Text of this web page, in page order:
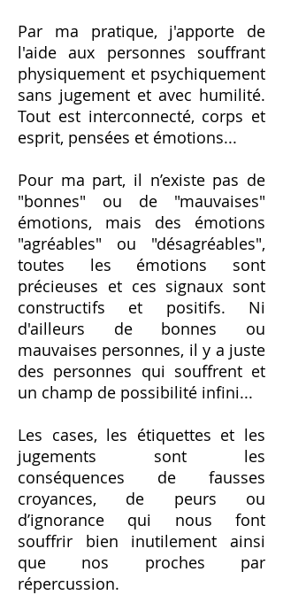
Par ma pratique, j'apporte de
l'aide aux personnes souffrant
physiquement et psychiquement
sans jugement et avec humilité.
Tout est interconnecté, corps et
esprit, pensées et émotions...
Pour ma part, il n’existe pas de
"bonnes" ou de "mauvaises"
émotions, mais des émotions
"agréables" ou "désagréables",
toutes les émotions sont
précieuses et ces signaux sont
constructifs et positifs. Ni
d'ailleurs de bonnes ou
mauvaises personnes, il y a juste
des personnes qui souffrent et
un champ de possibilité infini...
Les cases, les étiquettes et les
jugements sont les
conséquences de fausses
croyances, de peurs ou
d’ignorance qui nous font
souffrir bien inutilement ainsi
que nos proches par
répercussion.